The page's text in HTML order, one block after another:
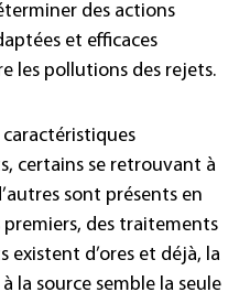
des actions
et efficaces
les pollutions des rejets.
caractéristiques
certains se retrouvant à
sont présents en
premiers, des traitements
d’ores et déjà, la
la source semble la seule